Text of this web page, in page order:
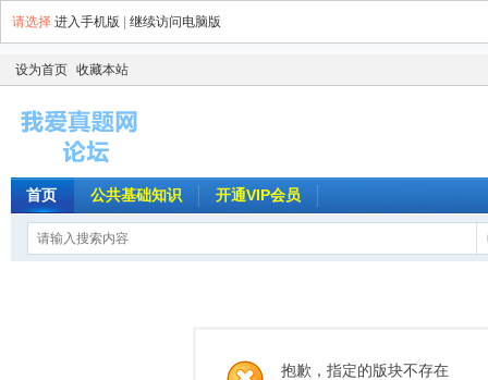
请选择 进入手机版 继续访问电脑版
设为首页 收藏本站
首页 公共基础知识 开通VIP会员
抱歉，指定的版块不存在